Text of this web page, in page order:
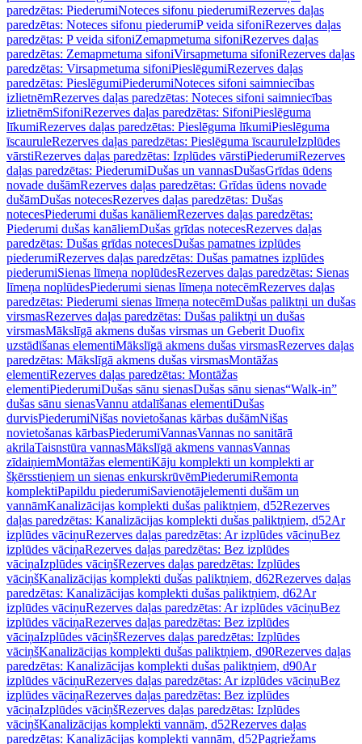
paredzētas: PiederumiNoteces sifonu piederumiRezerves daļas
paredzētas: Noteces sifonu piederumiP veida sifoniRezerves daļas
paredzētas: P veida sifoniZemapmetuma sifoniRezerves daļas
paredzētas: Zemapmetuma sifoniVirsapmetuma sifoniRezerves daļas
paredzētas: Virsapmetuma sifoniPieslēgumiRezerves daļas
paredzētas: PieslēgumiPiederumiNoteces sifoni saimniecības
izlietnēmRezerves daļas paredzētas: Noteces sifoni saimniecības
izlietnēmSifoniRezerves daļas paredzētas: SifoniPieslēguma
līkumiRezerves daļas paredzētas: Pieslēguma līkumiPieslēguma
īscauruleRezerves daļas paredzētas: Pieslēguma īscauruleIzplūdes
vārstiRezerves daļas paredzētas: Izplūdes vārstiPiederumiRezerves
daļas paredzētas: PiederumiDušas un vannasDušasGrīdas ūdens
novade dušāmRezerves daļas paredzētas: Grīdas ūdens novade
dušāmDušas notecesRezerves daļas paredzētas: Dušas
notecesPiederumi dušas kanāliemRezerves daļas paredzētas:
Piederumi dušas kanāliemDušas grīdas notecesRezerves daļas
paredzētas: Dušas grīdas notecesDušas pamatnes izplūdes
piederumiRezerves daļas paredzētas: Dušas pamatnes izplūdes
piederumiSienas līmeņa noplūdesRezerves daļas paredzētas: Sienas
līmeņa noplūdesPiederumi sienas līmeņa notecēmRezerves daļas
paredzētas: Piederumi sienas līmeņa notecēmDušas paliktņi un dušas
virsmasRezerves daļas paredzētas: Dušas paliktņi un dušas
virsmasMākslīgā akmens dušas virsmas un Geberit Duofix
uzstādīšanas elementiMākslīgā akmens dušas virsmasRezerves daļas
paredzētas: Mākslīgā akmens dušas virsmasMontāžas
elementiRezerves daļas paredzētas: Montāžas
elementiPiederumiDušas sānu sienasDušas sānu sienas“Walk-in”
dušas sānu sienasVannu atdalīšanas elementiDušas
durvisPiederumiNišas novietošanas kārbas dušāmNišas
novietošanas kārbasPiederumiVannasVannas no sanitārā
akrilaTaisnstūra vannasMākslīgā akmens vannasVannas
zīdaiņiemMontāžas elementiKāju komplekti un komplekti ar
šķērsstieņiem un sienas enkurskrūvēmPiederumiRemonta
komplektiPapildu piederumiSavienotājelementi dušām un
vannāmKanalizācijas komplekti dušas paliktņiem, d52Rezerves
daļas paredzētas: Kanalizācijas komplekti dušas paliktņiem, d52Ar
izplūdes vāciņuRezerves daļas paredzētas: Ar izplūdes vāciņuBez
izplūdes vāciņaRezerves daļas paredzētas: Bez izplūdes
vāciņaIzplūdes vāciņšRezerves daļas paredzētas: Izplūdes
vāciņšKanalizācijas komplekti dušas paliktņiem, d62Rezerves daļas
paredzētas: Kanalizācijas komplekti dušas paliktņiem, d62Ar
izplūdes vāciņuRezerves daļas paredzētas: Ar izplūdes vāciņuBez
izplūdes vāciņaRezerves daļas paredzētas: Bez izplūdes
vāciņaIzplūdes vāciņšRezerves daļas paredzētas: Izplūdes
vāciņšKanalizācijas komplekti dušas paliktņiem, d90Rezerves daļas
paredzētas: Kanalizācijas komplekti dušas paliktņiem, d90Ar
izplūdes vāciņuRezerves daļas paredzētas: Ar izplūdes vāciņuBez
izplūdes vāciņaRezerves daļas paredzētas: Bez izplūdes
vāciņaIzplūdes vāciņšRezerves daļas paredzētas: Izplūdes
vāciņšKanalizācijas komplekti vannām, d52Rezerves daļas
paredzētas: Kanalizācijas komplekti vannām, d52Pagriežams